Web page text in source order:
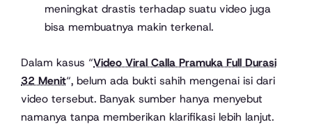
meningkat drastis terhadap suatu video juga
bisa membuatnya makin terkenal.
Dalam kasus “Video Viral Calla Pramuka Full Durasi
32 Menit“, belum ada bukti sahih mengenai isi dari
video tersebut. Banyak sumber hanya menyebut
namanya tanpa memberikan klarifikasi lebih lanjut.